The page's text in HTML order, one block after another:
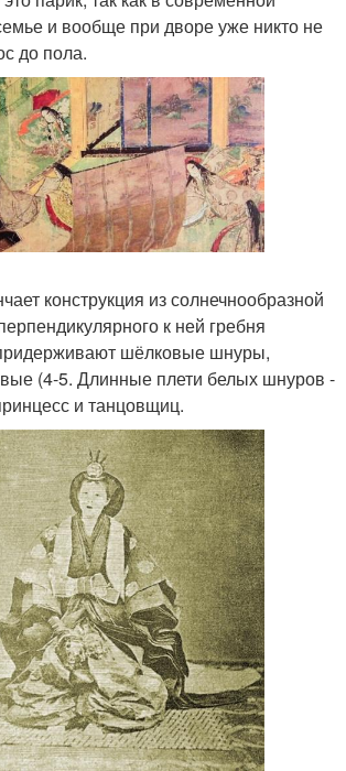
и вообще при дворе уже никто не
до пола.
конструкция из солнечнообразной
к ней гребня
шёлковые шнуры,
(4-5. Длинные плети белых шнуров -
и танцовщиц.